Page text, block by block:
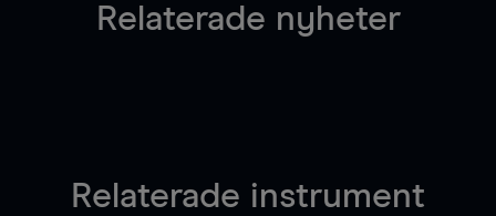
Relaterade nyheter
Relaterade instrument